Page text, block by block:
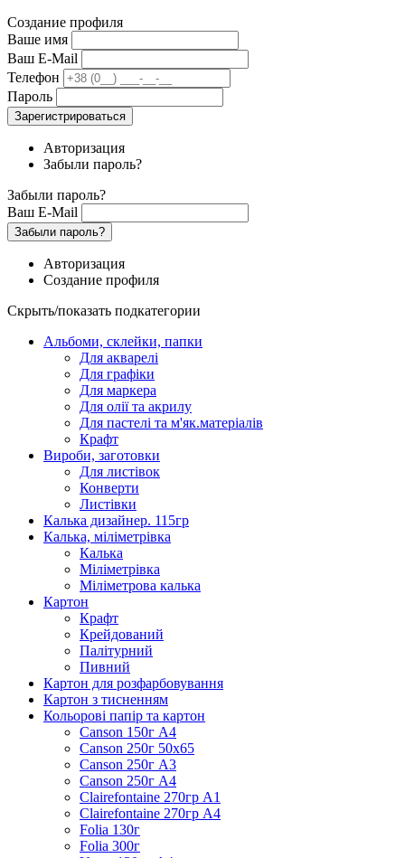
Создание профиля
Ваше имя
Ваш E-Mail
Телефон
Пароль
Зарегистрироваться
Авторизация
Забыли пароль?
Забыли пароль?
Ваш E-Mail
Забыли пароль?
Авторизация
Создание профиля
Скрыть/показать подкатегории
Альбоми, склейки, папки
Для акварелі
Для графіки
Для маркера
Для олії та акрилу
Для пастелі та м'як.матеріалів
Крафт
Вироби, заготовки
Для листівок
Конверти
Листівки
Калька дизайнер. 115гр
Калька, міліметрівка
Калька
Міліметрівка
Міліметрова калька
Картон
Крафт
Крейдований
Палітурний
Пивний
Картон для розфарбовування
Картон з тисненням
Кольорові папір та картон
Canson 150г А4
Canson 250г 50х65
Canson 250г А3
Canson 250г А4
Clairefontaine 270гр А1
Clairefontaine 270гр А4
Folia 130г
Folia 300г